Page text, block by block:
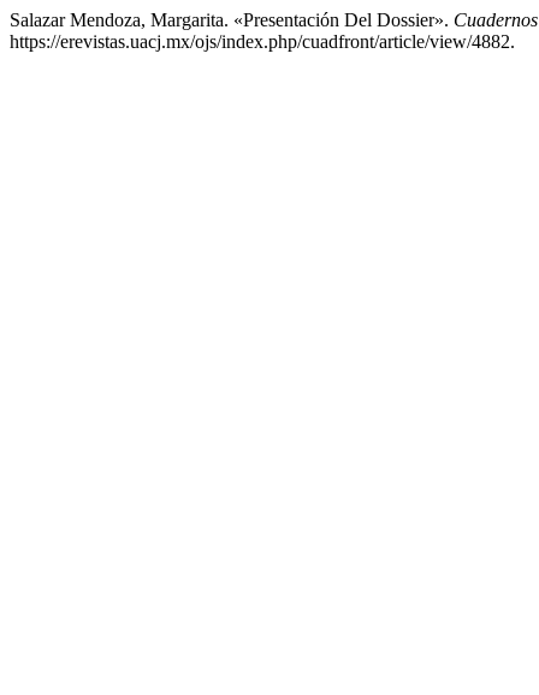
Salazar Mendoza, Margarita. «Presentación Del Dossier».
https://erevistas.uacj.mx/ojs/index.php/cuadfront/article/view/4882.